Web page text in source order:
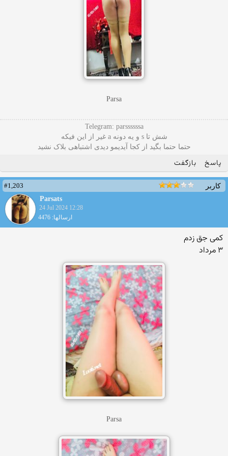
Parsa
Telegram: parssssssa
شش تا s و یه دونه a غیر از این فیکه
حتما حتما بگید از کجا آیدیمو دیدی اشتباهی بلاک نشید
پاسخ بازگفت
کاربر
#1,203
Parsats
24 Jul 2024 12:28
ارسالها: 4476
کمی جق زدم
۳ مرداد
Parsa